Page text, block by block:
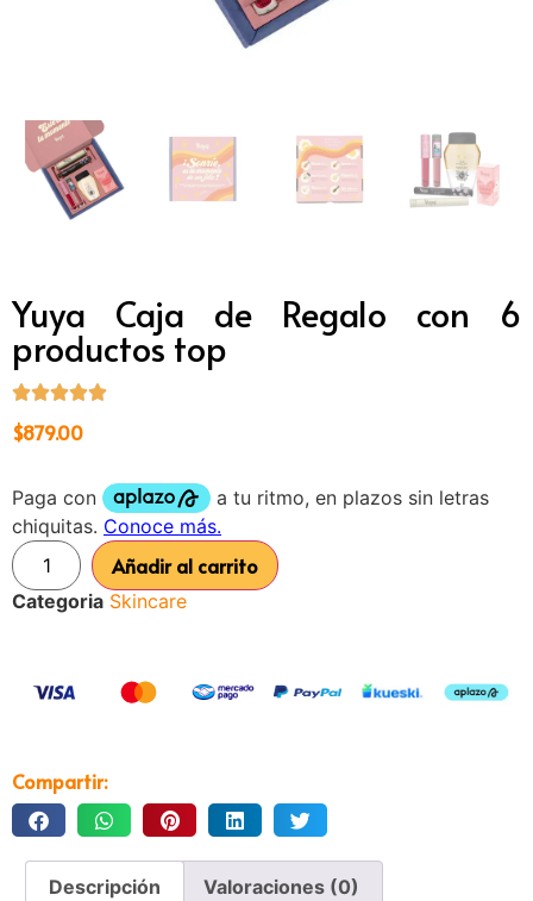
Yuya Caja de Regalo con 6
productos top
$879.00
Añadir al carrito
Categoria Skincare
Compartir:
Descripción Valoraciones (0)